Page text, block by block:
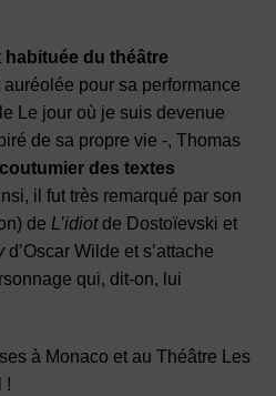
habituée du théâtre
pour sa performance
Le jour où je suis devenue
de sa propre vie -, Thomas
des textes
il fut très remarqué par son
de L’idiotde Dostoïevski et
d’Oscar Wilde et s’attache
qui, dit-on, lui
à Monaco et au Théâtre Les
!